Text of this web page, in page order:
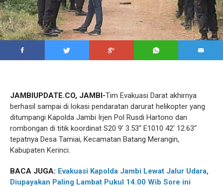
JAMBIUPDATE.CO, JAMBI-Tim Evakuasi Darat akhirnya
berhasil sampai di lokasi pendaratan darurat helikopter yang
ditumpangi Kapolda Jambi Irjen Pol Rusdi Hartono dan
rombongan di titik koordinat S20 9’ 3.53’‘ E1010 42’ 12.63’‘
tepatnya Desa Tamiai, Kecamatan Batang Merangin,
Kabupaten Kerinci.
BACA JUGA: Evakuasi Kapolda Jambi Lewat Jalur Udara,
Diupayakan Paling Lambat Pukul 14.00 Wib Sore ini